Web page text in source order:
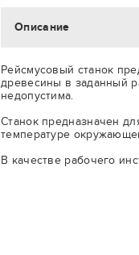
Описание
Рейсмусовый станок
древесины в заданный
недопустима.
Станок предназначен
температуре
В качестве рабочего